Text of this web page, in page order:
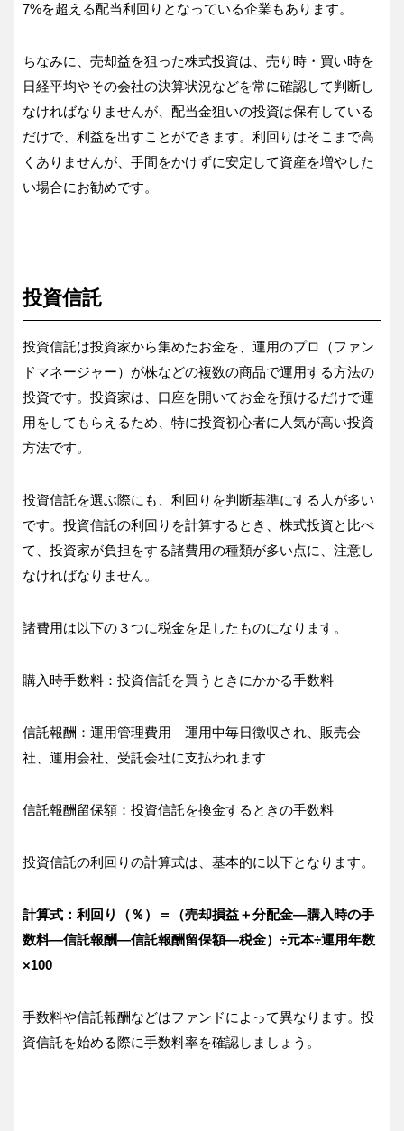
7%を超える配当利回りとなっている企業もあります。
ちなみに、売却益を狙った株式投資は、売り時・買い時を
日経平均やその会社の決算状況などを常に確認して判断し
なければなりませんが、配当金狙いの投資は保有している
だけで、利益を出すことができます。利回りはそこまで高
くありませんが、手間をかけずに安定して資産を増やした
い場合にお勧めです。
投資信託
投資信託は投資家から集めたお金を、運用のプロ（ファン
ドマネージャー）が株などの複数の商品で運用する方法の
投資です。投資家は、口座を開いてお金を預けるだけで運
用をしてもらえるため、特に投資初心者に人気が高い投資
方法です。
投資信託を選ぶ際にも、利回りを判断基準にする人が多い
です。投資信託の利回りを計算するとき、株式投資と比べ
て、投資家が負担をする諸費用の種類が多い点に、注意し
なければなりません。
諸費用は以下の３つに税金を足したものになります。
購入時手数料：投資信託を買うときにかかる手数料
信託報酬：運用管理費用 運用中毎日徴収され、販売会
社、運用会社、受託会社に支払われます
信託報酬留保額：投資信託を換金するときの手数料
投資信託の利回りの計算式は、基本的に以下となります。
計算式：利回り（％）＝（売却損益＋分配金―購入時の手
数料―信託報酬―信託報酬留保額―税金）÷元本÷運用年数
×100
手数料や信託報酬などはファンドによって異なります。投
資信託を始める際に手数料率を確認しましょう。